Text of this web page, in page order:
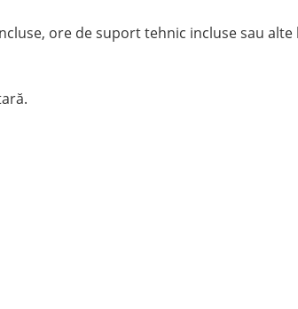
ore de suport tehnic incluse sau alte